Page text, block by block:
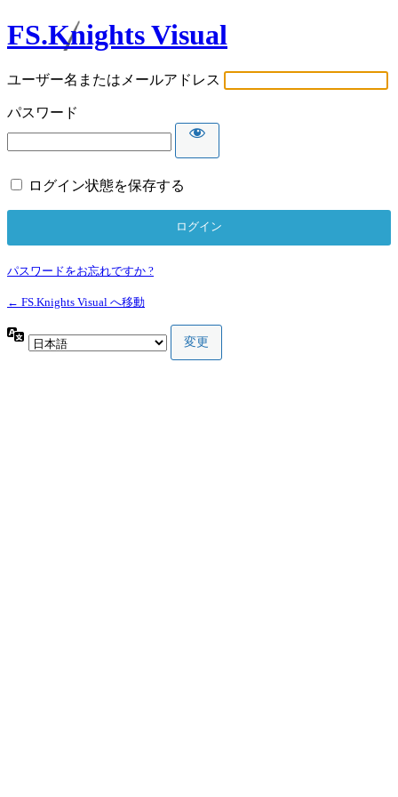
FS.Knights Visual
ユーザー名またはメールアドレス
パスワード
ログイン状態を保存する
パスワードをお忘れですか ?
← FS.Knights Visual へ移動
言
語